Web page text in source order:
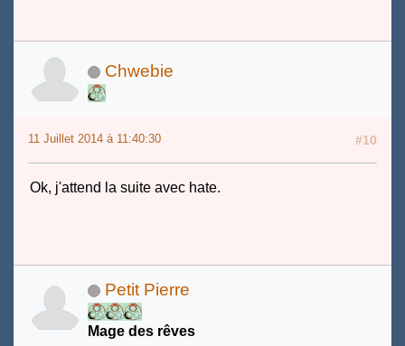
Chwebie
11 Juillet 2014 à 11:40:30 #10
Ok, j'attend la suite avec hate.
Petit Pierre
Mage des rêves